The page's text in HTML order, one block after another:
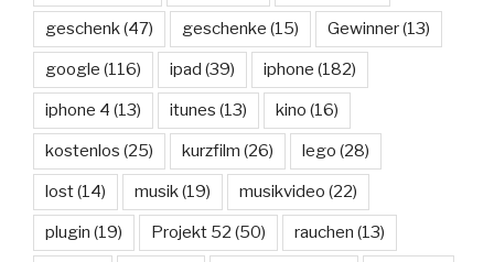
geschenk(47) geschenke (15) Gewinner(13)
google (116) ipad (39) iphone (182)
iphone 4 (13) itunes (13) kino (16)
kostenlos (25) kurzfilm (26) lego (28)
lost(14) musik(19) musikvideo (22)
plugin (19) Projekt 52 (50) rauchen (13)